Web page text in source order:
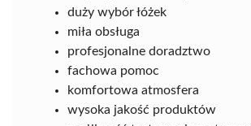
duży wybór łóżek
miła obsługa
profesjonalne doradztwo
fachowa pomoc
komfortowa atmosfera
wysoka jakość produktów